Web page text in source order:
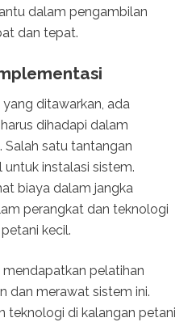
dalam pengambilan
dan tepat.
ditawarkan, ada
dihadapi dalam
Salah satu tantangan
instalasi sistem.
biaya dalam jangka
perangkat dan teknologi
kecil.
mendapatkan pelatihan
dan merawat sistem ini.
teknologi di kalangan petani